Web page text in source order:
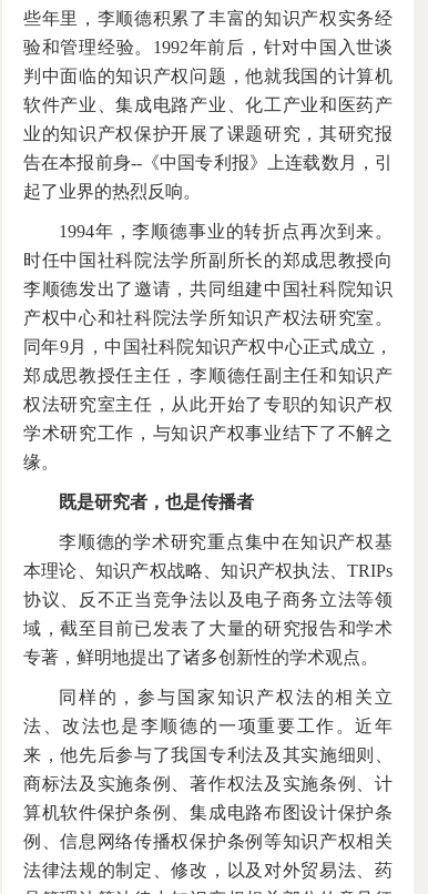
些年里，李顺德积累了丰富的知识产权实务经
验和管理经验。1992年前后，针对中国入世谈
判中面临的知识产权问题，他就我国的计算机
软件产业、集成电路产业、化工产业和医药产
业的知识产权保护开展了课题研究，其研究报
告在本报前身--《中国专利报》上连载数月，引
起了业界的热烈反响。
1994年，李顺德事业的转折点再次到来。
时任中国社科院法学所副所长的郑成思教授向
李顺德发出了邀请，共同组建中国社科院知识
产权中心和社科院法学所知识产权法研究室。
同年9月，中国社科院知识产权中心正式成立，
郑成思教授任主任，李顺德任副主任和知识产
权法研究室主任，从此开始了专职的知识产权
学术研究工作，与知识产权事业结下了不解之
缘。
既是研究者，也是传播者
李顺德的学术研究重点集中在知识产权基
本理论、知识产权战略、知识产权执法、TRIPs
协议、反不正当竞争法以及电子商务立法等领
域，截至目前已发表了大量的研究报告和学术
专著，鲜明地提出了诸多创新性的学术观点。
同样的，参与国家知识产权法的相关立
法、改法也是李顺德的一项重要工作。近年
来，他先后参与了我国专利法及其实施细则、
商标法及实施条例、著作权法及实施条例、计
算机软件保护条例、集成电路布图设计保护条
例、信息网络传播权保护条例等知识产权相关
法律法规的制定、修改，以及对外贸易法、药